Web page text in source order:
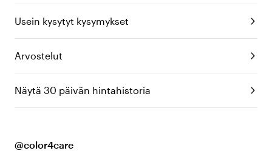
Usein kysytyt kysymykset
Arvostelut
Näytä 30 päivän hintahistoria
@color4care